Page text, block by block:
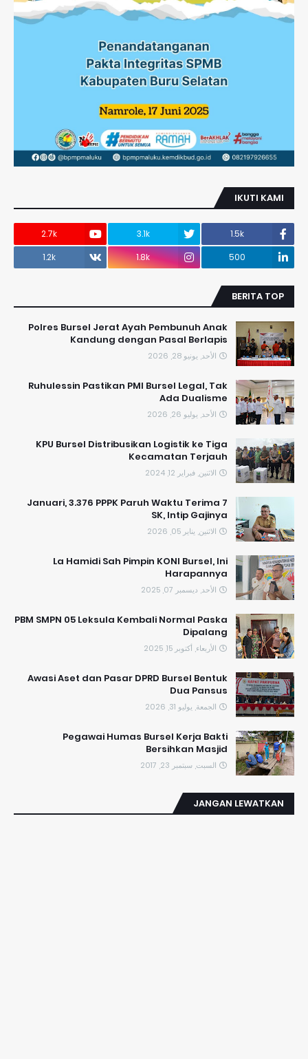
IKUTI KAMI
1.5k
3.1k
2.7k
500
1.8k
1.2k
BERITA TOP
Polres Bursel Jerat Ayah Pembunuh Anak
Kandung dengan Pasal Berlapis
الأحد, يونيو 28, 2026
​Ruhulessin Pastikan PMI Bursel Legal, Tak
Ada Dualisme
الأحد, يوليو 26, 2026
KPU Bursel Distribusikan Logistik ke Tiga
Kecamatan Terjauh
الاثنين, فبراير 12, 2024
7 Januari, 3.376 PPPK Paruh Waktu Terima
SK, Intip Gajinya
الاثنين, يناير 05, 2026
La Hamidi Sah Pimpin KONI Bursel, Ini
Harapannya
الأحد, ديسمبر 07, 2025
PBM SMPN 05 Leksula Kembali Normal Paska
Dipalang
الأربعاء, أكتوبر 15, 2025
Awasi Aset dan Pasar DPRD Bursel Bentuk
Dua Pansus
الجمعة, يوليو 31, 2026
Pegawai Humas Bursel Kerja Bakti
Bersihkan Masjid
السبت, سبتمبر 23, 2017
JANGAN LEWATKAN